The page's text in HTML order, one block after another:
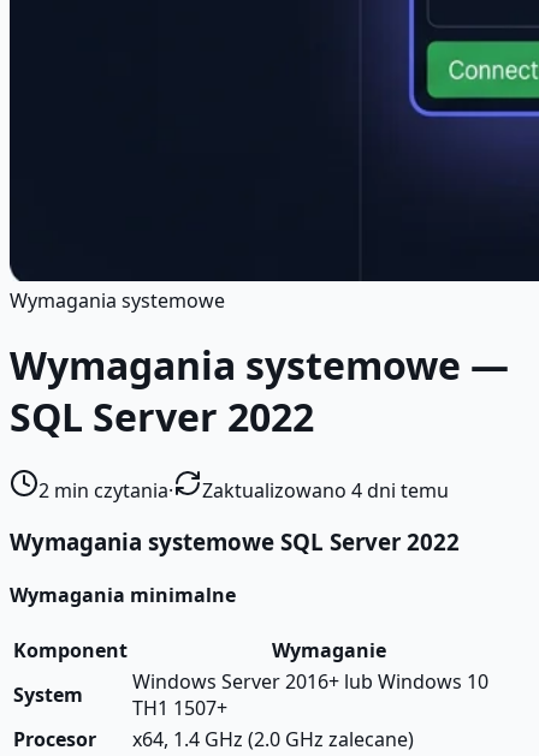
Wymagania systemowe
Wymagania systemowe —
SQL Server 2022
2 min czytania· Zaktualizowano 4 dni temu
Wymagania systemowe SQL Server 2022
Wymagania minimalne
Komponent
Wymaganie
System
Windows Server 2016+ lub Windows 10
TH1 1507+
Procesor
x64, 1.4 GHz (2.0 GHz zalecane)